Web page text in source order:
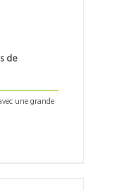
de
une grande